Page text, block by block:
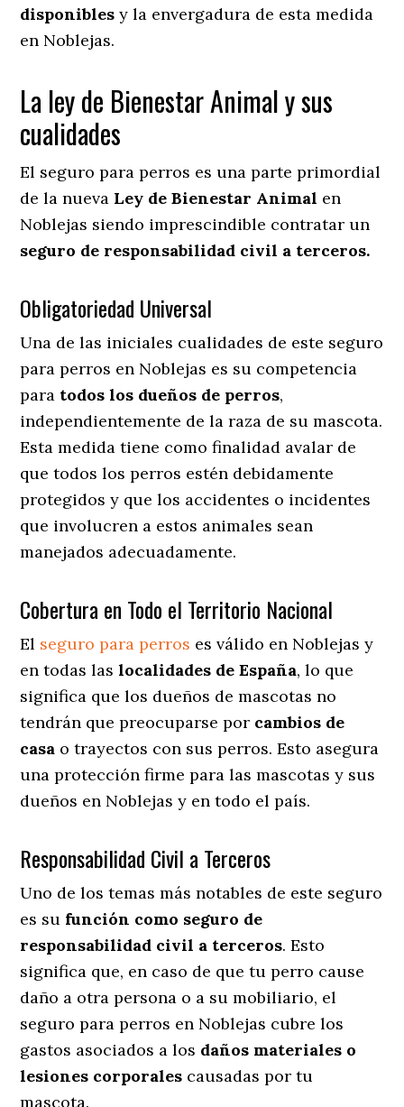
disponibles y la envergadura de esta medida
en Noblejas.
La ley de Bienestar Animal y sus
cualidades
El seguro para perros es una parte primordial
de la nueva Ley de Bienestar Animal en
Noblejas siendo imprescindible contratar un
seguro de responsabilidad civil a terceros.
Obligatoriedad Universal
Una de las iniciales cualidades de este seguro
para perros en Noblejas es su competencia
para todos los dueños de perros,
independientemente de la raza de su mascota.
Esta medida tiene como finalidad avalar de
que todos los perros estén debidamente
protegidos y que los accidentes o incidentes
que involucren a estos animales sean
manejados adecuadamente.
Cobertura en Todo el Territorio Nacional
El seguro para perros es válido en Noblejas y
en todas laslocalidades de España, lo que
significa que los dueños de mascotas no
tendrán que preocuparse por cambios de
casa o trayectos con sus perros. Esto asegura
una protección firme para las mascotas y sus
dueños en Noblejas y en todo el país.
Responsabilidad Civil a Terceros
Uno de los temas más notables de este seguro
es su función como seguro de
responsabilidad civil a terceros. Esto
significa que, en caso de que tu perro cause
daño a otra persona o a su mobiliario, el
seguro para perros en Noblejas cubre los
gastos asociados a los daños materiales o
lesiones corporales causadas por tu
mascota.